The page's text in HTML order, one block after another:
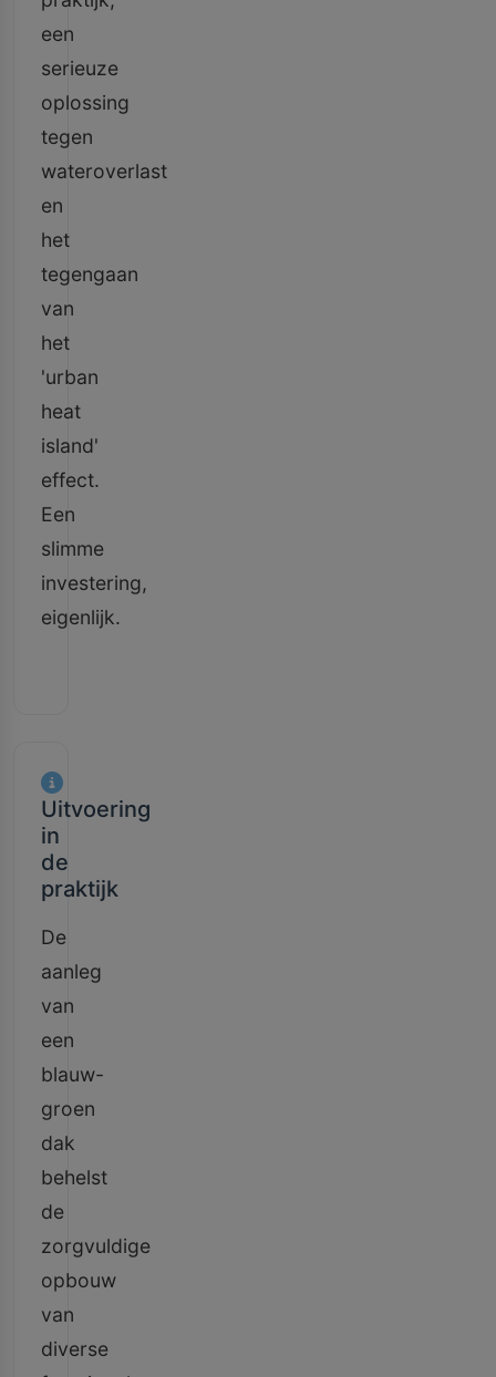
een
serieuze
oplossing
tegen
wateroverlast
en
het
tegengaan
van
het
'urban
heat
island'
effect.
Een
slimme
investering,
eigenlijk.
Uitvoering
in
de
praktijk
De
aanleg
van
een
blauw-
groen
dak
behelst
de
zorgvuldige
opbouw
van
diverse